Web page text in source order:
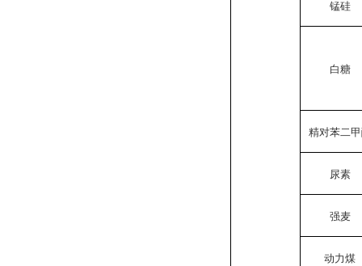
锰硅
白糖
精对苯二
尿素
强麦
动力煤